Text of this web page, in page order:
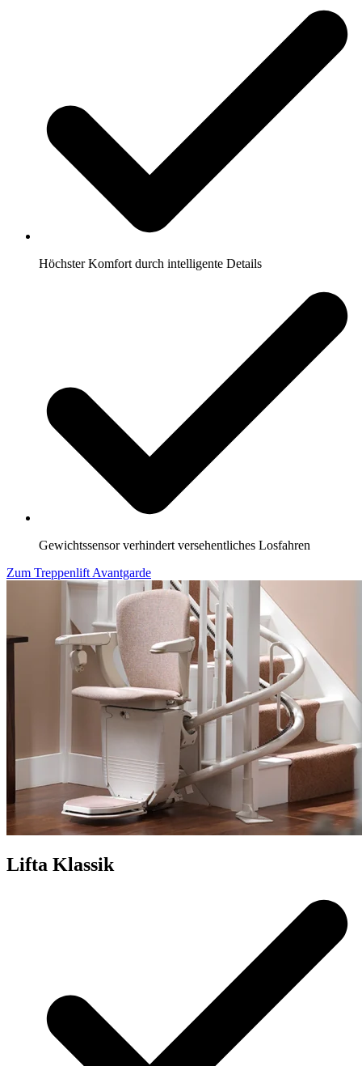
Höchster Komfort durch intelligente Details
Gewichtssensor verhindert versehentliches Losfahren
Zum Treppenlift Avantgarde
Lifta Klassik